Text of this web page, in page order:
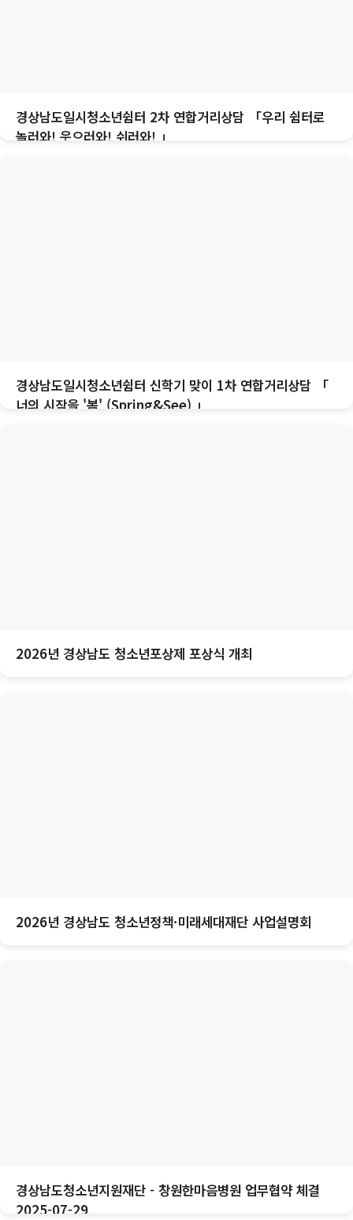
경상남도일시청소년쉼터 2차 연합거리상담 「우리 쉼터로
놀러와! 웃으러와! 쉬러와! 」
경상남도일시청소년쉼터 신학기 맞이 1차 연합거리상담 「
너의 시작을 '봄' (Spring&See) 」
2026년 경상남도 청소년포상제 포상식 개최
2026년 경상남도 청소년정책·미래세대재단 사업설명회
경상남도청소년지원재단 - 창원한마음병원 업무협약 체결
2025-07-29